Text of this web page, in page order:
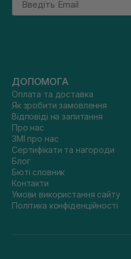
ДОПОМОГА
Оплата та доставка
Як зробити замовлення
Відповіді на запитання
Про нас
ЗМІ про нас
Сертифікати та нагороди
Блог
Бюті словник
Контакти
Умови використання сайту
Політика конфіденційності